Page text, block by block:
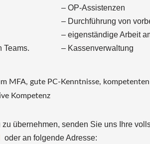
Teams.
– OP-Assistenzen
– Durchführung von
– eigenständige Arbeit
– Kassenverwaltung
MFA, gute PC-Kenntnisse,
Kompetenz
übernehmen, senden Sie uns Ihre
oder an folgende Adresse: